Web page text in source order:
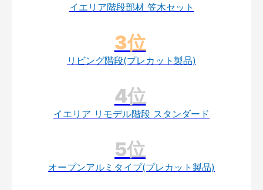
イエリア階段部材 笠木セット
リビング階段(プレカット製品)
イエリア リモデル階段 スタンダード
オープンアルミタイプ(プレカット製品)